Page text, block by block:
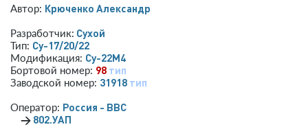
Автор: Крюченко Александр
Разработчик: Сухой
Тип: Су-17/20/22
Модификация: Су-22М4
Бортовой номер: 98 тип
Заводской номер: 31918 тип
Оператор: Россия - ВВС
→ 802.УАП